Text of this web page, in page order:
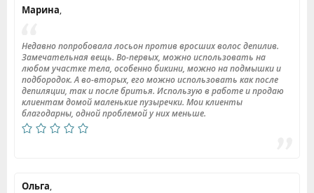
Марина,
Недавно попробовала лосьон против вросших волос депилив.
Замечательная вещь. Во-первых, можно использовать на
любом участке тела, особенно бикини, можно на подмышки и
подбородок. А во-вторых, его можно использовать как после
депиляции, так и после бритья. Использую в работе и продаю
клиентам домой маленькие пузыречки. Мои клиенты
благодарны, одной проблемой у них меньше.
Ольга,